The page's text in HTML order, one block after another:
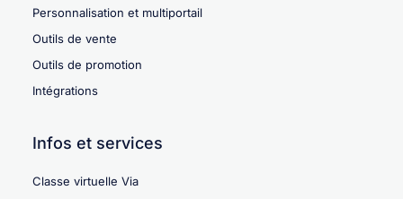
Personnalisation et multiportail
Outils de vente
Outils de promotion
Intégrations
Infos et services
Classe virtuelle Via